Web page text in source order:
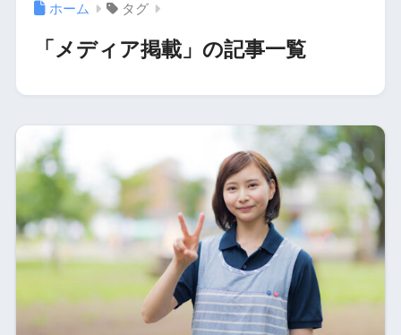
ホーム タグ
「メディア掲載」の記事一覧